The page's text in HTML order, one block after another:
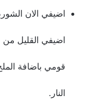
اضيفي الان
اضيفي القليل من
قومي باضافة
النار.